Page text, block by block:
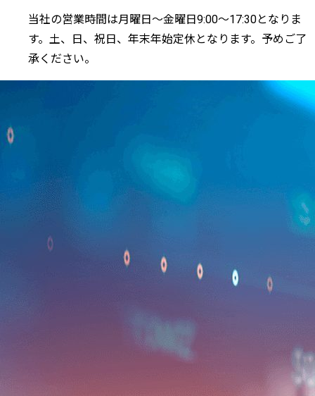
当社の営業時間は月曜日～金曜日9:00～17:30となりま
す。土、日、祝日、年末年始定休となります。予めご了
承ください。